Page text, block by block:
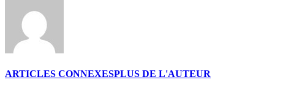
ARTICLES CONNEXESPLUS DE L'AUTEUR